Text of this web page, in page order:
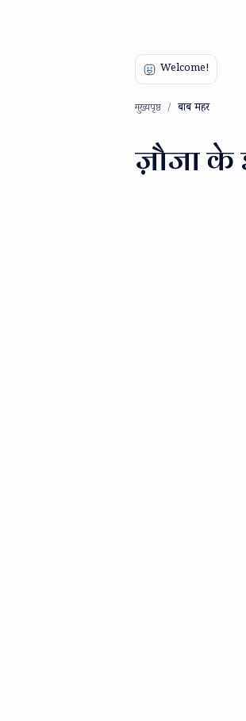
मुख्यपृष्ठ बाब महर
ज़ौजा के